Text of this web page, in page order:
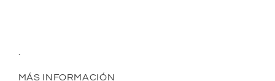
MÁS INFORMACIÓN